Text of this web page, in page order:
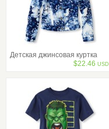
Детская джинсовая куртка
$22.46 USD